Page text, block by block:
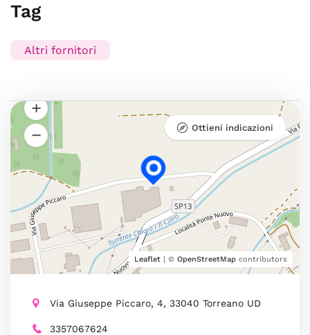
Tag
Altri fornitori
Leaflet | © OpenStreetMap contributors
Ottieni indicazioni
Via Giuseppe Piccaro, 4, 33040 Torreano UD
3357067624